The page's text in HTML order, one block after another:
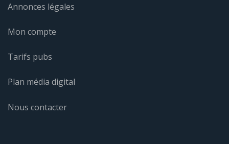
Annonces légales
Mon compte
Tarifs pubs
Plan média digital
Nous contacter